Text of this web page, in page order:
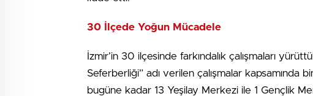
30 İlçede Yoğun Mücadele
İzmir’in 30 ilçesinde farkındalık çalışmaları
Seferberliği” adı verilen çalışmalar kapsamında
bugüne kadar 13 Yeşilay Merkezi ile 1 Gençlik